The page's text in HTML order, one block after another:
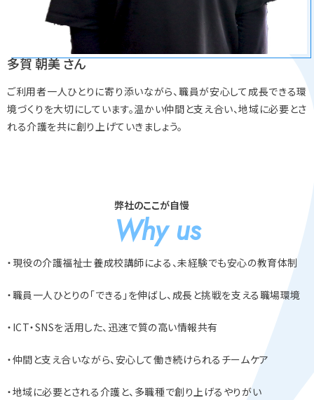
多賀 朝美 さん
ご利用者一人ひとりに寄り添いながら、職員が安心して成長できる環
境づくりを大切にしています。温かい仲間と支え合い、地域に必要とさ
れる介護を共に創り上げていきましょう。
弊社のここが自慢
Why us
・現役の介護福祉士養成校講師による、未経験でも安心の教育体制
・職員一人ひとりの「できる」を伸ばし、成長と挑戦を支える職場環境
・ICT・SNSを活用した、迅速で質の高い情報共有
・仲間と支え合いながら、安心して働き続けられるチームケア
・地域に必要とされる介護と、多職種で創り上げるやりがい